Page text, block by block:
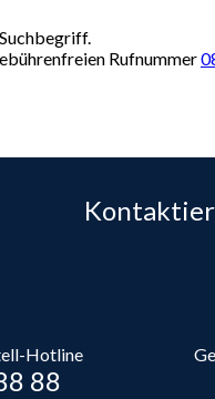
Rufnummer
Hotline
88